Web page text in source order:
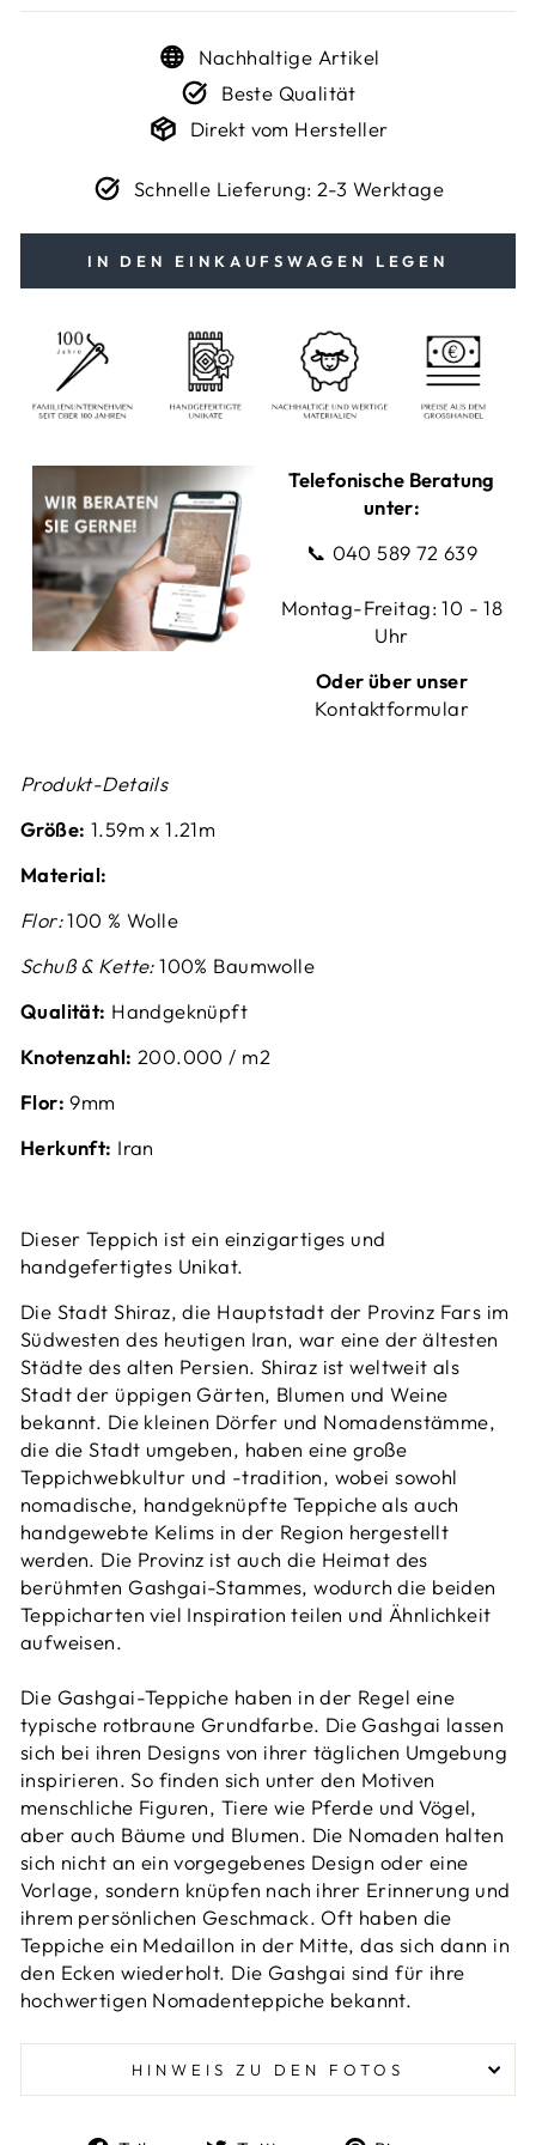
Nachhaltige Artikel
Beste Qualität
Direkt vom Hersteller
Schnelle Lieferung: 2-3 Werktage
IN DEN EINKAUFSWAGEN LEGEN
Telefonische Beratung
unter:
📞 040 589 72 639
Montag-Freitag: 10 - 18
Uhr
Oder über unser
Kontaktformular
Produkt-Details
Größe: 1.59m x 1.21m
Material:
Flor:100 % Wolle
Schuß & Kette:100% Baumwolle
Qualität: Handgeknüpft
Knotenzahl: 200.000 / m2
Flor: 9mm
Herkunft: Iran
Dieser Teppich ist ein einzigartiges und
handgefertigtes Unikat.
Die Stadt Shiraz, die Hauptstadt der Provinz Fars im
Südwesten des heutigen Iran, war eine der ältesten
Städte des alten Persien. Shiraz ist weltweit als
Stadt der üppigen Gärten, Blumen und Weine
bekannt. Die kleinen Dörfer und Nomadenstämme,
die die Stadt umgeben, haben eine große
Teppichwebkultur und -tradition, wobei sowohl
nomadische, handgeknüpfte Teppiche als auch
handgewebte Kelims in der Region hergestellt
werden. Die Provinz ist auch die Heimat des
berühmten Gashgai-Stammes, wodurch die beiden
Teppicharten viel Inspiration teilen und Ähnlichkeit
aufweisen.
Die Gashgai-Teppiche haben in der Regel eine
typische rotbraune Grundfarbe. Die Gashgai lassen
sich bei ihren Designs von ihrer täglichen Umgebung
inspirieren. So finden sich unter den Motiven
menschliche Figuren, Tiere wie Pferde und Vögel,
aber auch Bäume und Blumen. Die Nomaden halten
sich nicht an ein vorgegebenes Design oder eine
Vorlage, sondern knüpfen nach ihrer Erinnerung und
ihrem persönlichen Geschmack. Oft haben die
Teppiche ein Medaillon in der Mitte, das sich dann in
den Ecken wiederholt. Die Gashgai sind für ihre
hochwertigen Nomadenteppiche bekannt.
HINWEIS ZU DEN FOTOS